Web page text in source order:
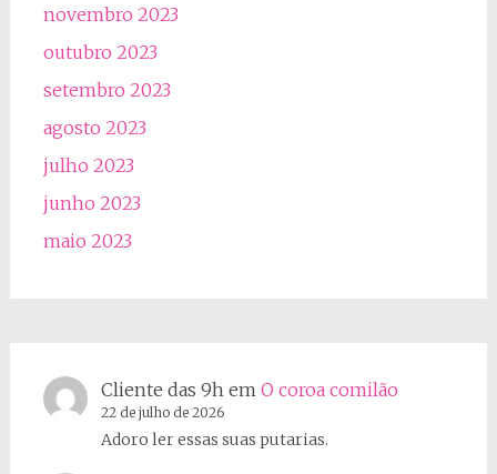
novembro 2023
outubro 2023
setembro 2023
agosto 2023
julho 2023
junho 2023
maio 2023
Cliente das 9h em O coroa comilão
22 de julho de 2026
Adoro ler essas suas putarias.